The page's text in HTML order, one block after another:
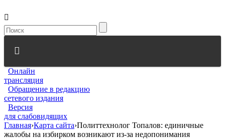
Онлайн
трансляция
Обращение в редакцию
сетевого издания
Версия
для слабовидящих
Главная›Карта сайта›Политтехнолог Топалов: единичные
жалобы на избирком возникают из-за недопонимания